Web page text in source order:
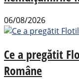
06/08/2026
Ce a pregătit
Române